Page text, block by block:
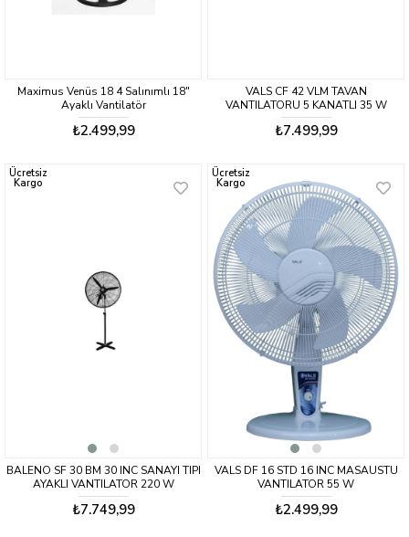
Maximus Venüs 18 4 Salınımlı 18"
Ayaklı Vantilatör
₺2.499,99
VALS CF 42 VLM TAVAN
VANTILATORU 5 KANATLI 35 W
₺7.499,99
BALENO SF 30 BM 30 INC SANAYI TIPI
AYAKLI VANTILATOR 220 W
₺7.749,99
Ücretsiz
Kargo
VALS DF 16 STD 16 INC MASAUSTU
VANTILATOR 55 W
₺2.499,99
Ücretsiz
Kargo